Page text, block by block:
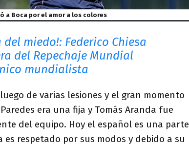
a Boca por el amor a los colores
miedo!: Federico Chiesa
del Repechaje Mundial
mundialista
de varias lesiones y el gran momento
era una fija y Tomás Aranda fue
del equipo. Hoy el español es una parte
es respetado por sus modos y debido a su